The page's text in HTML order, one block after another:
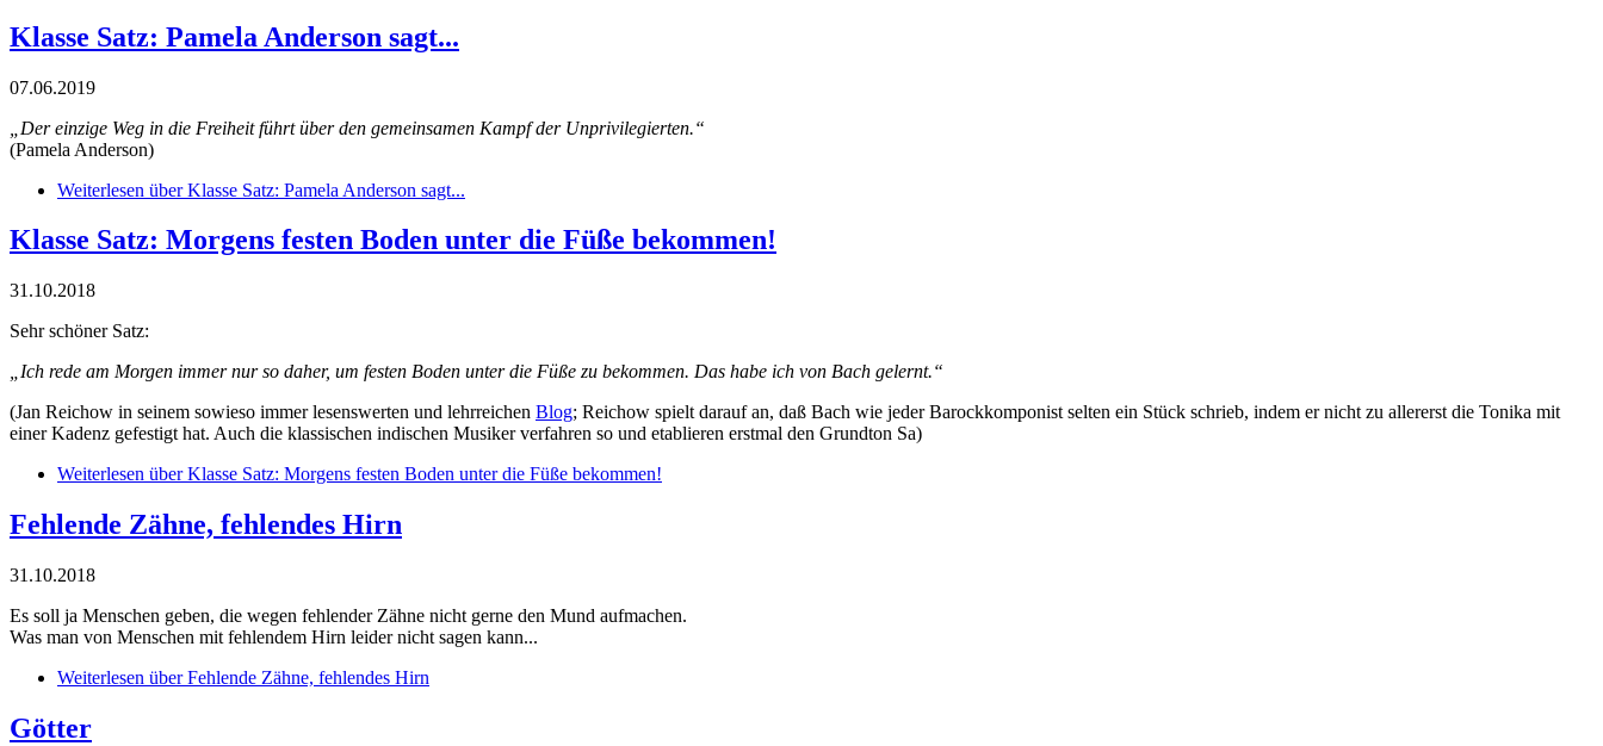
Klasse Satz: Pamela Anderson sagt...
07.06.2019
„Der einzige Weg in die Freiheit führt über den gemeinsamen Kampf der Unprivilegierten.“
(Pamela Anderson)
Weiterlesen über Klasse Satz: Pamela Anderson sagt...
Klasse Satz: Morgens festen Boden unter die Füße bekommen!
31.10.2018
Sehr schöner Satz:
„Ich rede am Morgen immer nur so daher, um festen Boden unter die Füße zu bekommen. Das habe ich von Bach gelernt.“
(Jan Reichow in seinem sowieso immer lesenswerten und lehrreichen Blog; Reichow spielt darauf an, daß Bach wie jeder Barockkomponist selten ein Stück schrieb, indem er nicht zu allererst die Tonika mit
einer Kadenz gefestigt hat. Auch die klassischen indischen Musiker verfahren so und etablieren erstmal den Grundton Sa)
Weiterlesen über Klasse Satz: Morgens festen Boden unter die Füße bekommen!
Fehlende Zähne, fehlendes Hirn
31.10.2018
Es soll ja Menschen geben, die wegen fehlender Zähne nicht gerne den Mund aufmachen.
Was man von Menschen mit fehlendem Hirn leider nicht sagen kann...
Weiterlesen über Fehlende Zähne, fehlendes Hirn
Götter